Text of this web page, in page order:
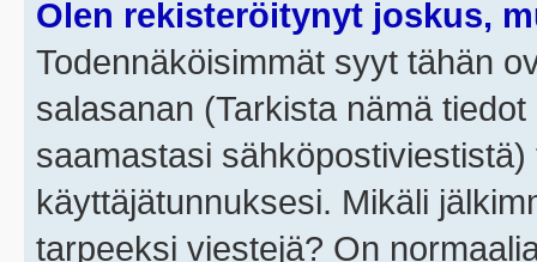
Olen rekisteröitynyt joskus,
Todennäköisimmät syyt tähän
salasanan (Tarkista nämä
saamastasi
käyttäjätunnuksesi. Mikäli
tarpeeksi viestejä? On